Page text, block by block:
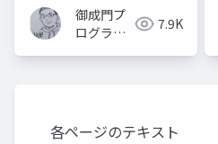
御成門プ
ログラマ
7.9K
各ページのテキスト